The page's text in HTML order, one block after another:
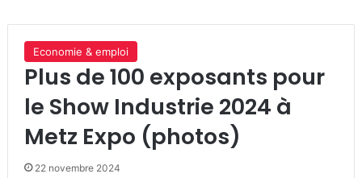
Economie & emploi
Plus de 100 exposants pour
le Show Industrie 2024 à
Metz Expo (photos)
22 novembre 2024